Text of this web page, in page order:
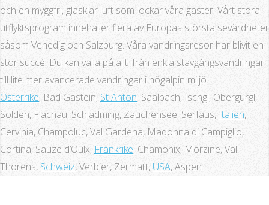
och en myggfri, glasklar luft som lockar våra gäster. Vårt stora
utflyktsprogram innehåller flera av Europas största sevärdheter
såsom Venedig och Salzburg. Våra vandringsresor har blivit en
stor succé. Du kan välja på allt ifrån enkla stavgångsvandringar
till lite mer avancerade vandringar i högalpin miljö.
Österrike, Bad Gastein, St Anton, Saalbach, Ischgl, Obergurgl,
Sölden, Flachau, Schladming, Zauchensee, Serfaus, Italien,
Cervinia, Champoluc, Val Gardena, Madonna di Campiglio,
Cortina, Sauze d’Oulx, Frankrike, Chamonix, Morzine, Val
Thorens, Schweiz, Verbier, Zermatt, USA, Aspen.